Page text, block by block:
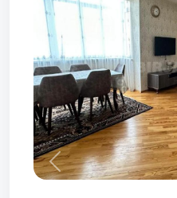
Prev